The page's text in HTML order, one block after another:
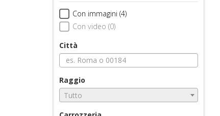
Con immagini (4)
Con video (0)
Città
Raggio
Tutto